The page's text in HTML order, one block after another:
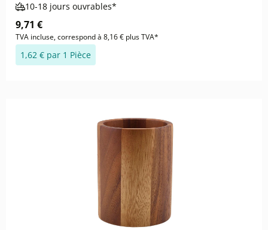
10-18 jours ouvrables*
9,71 €
TVA incluse, correspond à 8,16 € plus TVA*
1,62 € par 1 Pièce